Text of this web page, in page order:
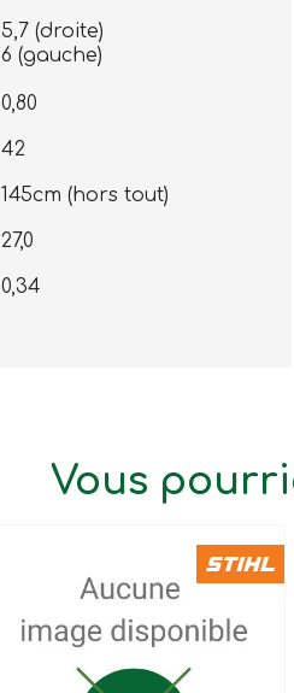
5,7 (droite)
6 (gauche)
0,80
42
145cm (hors tout)
27,0
0,34
Vous